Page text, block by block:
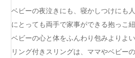
ベビーの夜泣きにも、寝かしつけにも
にとっても両手で家事ができる抱っこ
ベビーの心と体をふんわり包みよりよ
リング付きスリングは、ママやベビー